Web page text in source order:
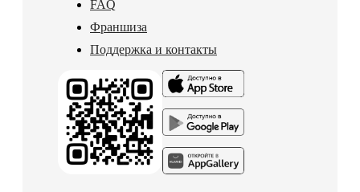
FAQ
Франшиза
Поддержка и контакты